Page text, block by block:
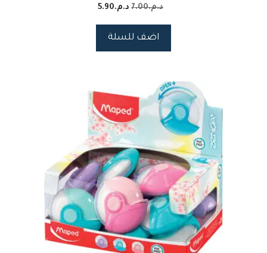
د.م.7.00 د.م.5.90
اضف للسلة